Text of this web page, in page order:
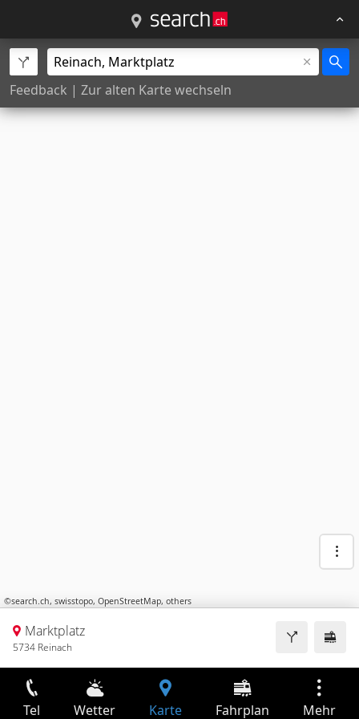
Feedback | Zur alten Karte wechseln
©search.ch, swisstopo, OpenStreetMap, others
Marktplatz
5734 Reinach
Tel Wetter Karte Fahrplan Mehr